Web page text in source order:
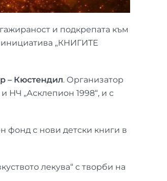
и подкрепата към
инициатива „КНИГИТЕ
– Кюстендил. Организатор
НЧ „Асклепион 1998“, и с
фонд с нови детски книги в
лекува“ с творби на